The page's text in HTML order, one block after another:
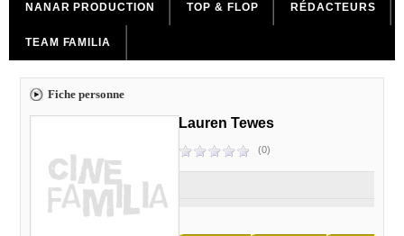
NANAR PRODUCTION TOP & FLOP RÉDACTEURS
TEAM FAMILIA
Fiche personne
Lauren Tewes
(0)